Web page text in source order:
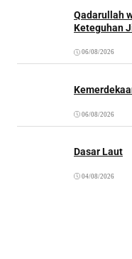
Qadarullah
Keteguhan
06/08/2026
06/08/2026
Dasar Laut
04/08/2026